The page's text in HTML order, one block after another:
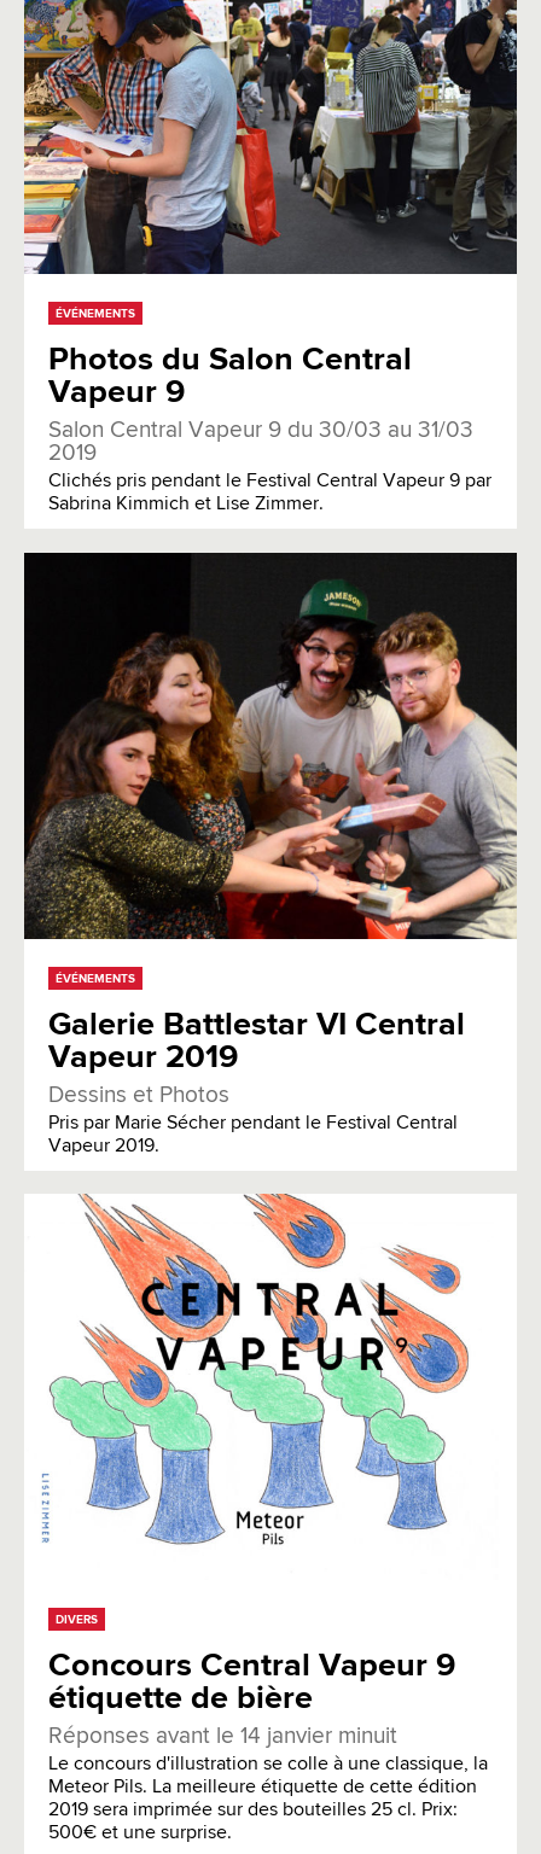
ÉVÉNEMENTS
Photos du Salon Central
Vapeur 9
Salon Central Vapeur 9 du 30/03 au 31/03
2019
Clichés pris pendant le Festival Central Vapeur 9 par
Sabrina Kimmich et Lise Zimmer.
ÉVÉNEMENTS
Galerie Battlestar VI Central
Vapeur 2019
Dessins et Photos
Pris par Marie Sécher pendant le Festival Central
Vapeur 2019.
DIVERS
Concours Central Vapeur 9
étiquette de bière
Réponses avant le 14 janvier minuit
Le concours d'illustration se colle à une classique, la
Meteor Pils. La meilleure étiquette de cette édition
2019 sera imprimée sur des bouteilles 25 cl. Prix:
500€ et une surprise.